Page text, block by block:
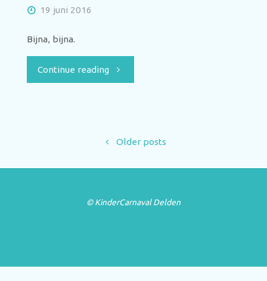
19 juni 2016
Bijna, bijna.
Continue reading
Older posts
© KinderCarnaval Delden